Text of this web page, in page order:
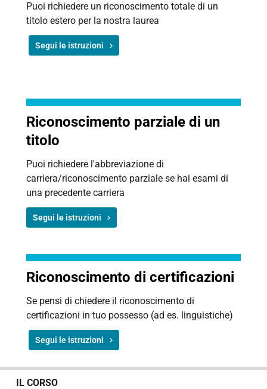
Puoi richiedere un riconoscimento totale di un
titolo estero per la nostra laurea
Segui le istruzioni
Riconoscimento parziale di un
titolo
Puoi richiedere l'abbreviazione di
carriera/riconoscimento parziale se hai esami di
una precedente carriera
Segui le istruzioni
Riconoscimento di certificazioni
Se pensi di chiedere il riconoscimento di
certificazioni in tuo possesso (ad es. linguistiche)
Segui le istruzioni
IL CORSO